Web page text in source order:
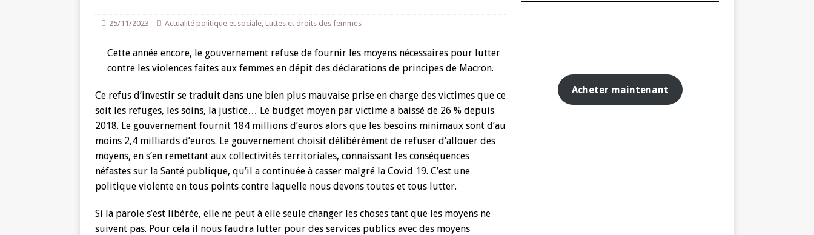
25/11/2023 Actualité politique et sociale, Luttes et droits des femmes
Cette année encore, le gouvernement refuse de fournir les moyens nécessaires pour lutter
contre les violences faites aux femmes en dépit des déclarations de principes de Macron.
Ce refus d’investir se traduit dans une bien plus mauvaise prise en charge des victimes que ce
soit les refuges, les soins, la justice… Le budget moyen par victime a baissé de 26 % depuis
2018. Le gouvernement fournit 184 millions d’euros alors que les besoins minimaux sont d’au
moins 2,4 milliards d’euros. Le gouvernement choisit délibérément de refuser d’allouer des
moyens, en s’en remettant aux collectivités territoriales, connaissant les conséquences
néfastes sur la Santé publique, qu’il a continuée à casser malgré la Covid 19. C’est une
politique violente en tous points contre laquelle nous devons toutes et tous lutter.
Si la parole s’est libérée, elle ne peut à elle seule changer les choses tant que les moyens ne
suivent pas. Pour cela il nous faudra lutter pour des services publics avec des moyens
Acheter maintenant